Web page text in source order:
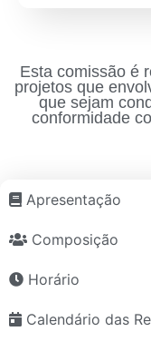
Esta comissão é
projetos que
que sejam
conformidade
Apresentação
Composição
Horário
Calendário das